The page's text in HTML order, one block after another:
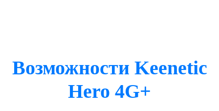
Возможности Keenetic
Hero 4G+